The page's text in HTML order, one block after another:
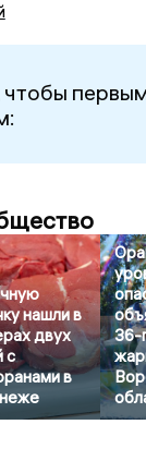
нашли в
двух
с
в
36-